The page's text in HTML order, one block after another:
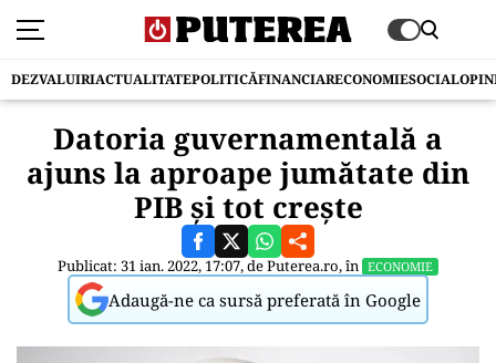
DEZVALUIRIACTUALITATEPOLITICĂFINANCIARECONOMIESOCIAL
Datoria guvernamentală a
ajuns la aproape jumătate din
PIB și tot crește
Publicat: 31 ian. 2022, 17:07, dePuterea.ro, în ECONOMIE
Adaugă-ne ca sursă preferată în Google